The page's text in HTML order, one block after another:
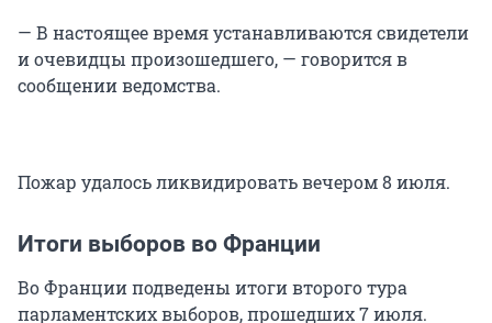
— В настоящее время устанавливаются свидетели
и очевидцы произошедшего, — говорится в
сообщении ведомства.
Пожар удалось ликвидировать вечером 8 июля.
Итоги выборов во Франции
Во Франции подведены итоги второго тура
парламентских выборов, прошедших 7 июля.